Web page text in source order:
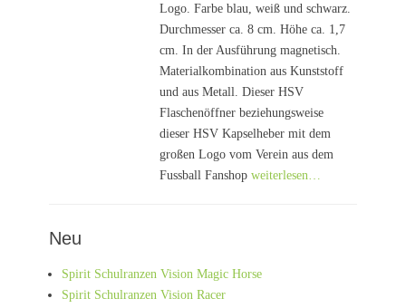
Logo. Farbe blau, weiß und schwarz.
Durchmesser ca. 8 cm. Höhe ca. 1,7
cm. In der Ausführung magnetisch.
Materialkombination aus Kunststoff
und aus Metall. Dieser HSV
Flaschenöffner beziehungsweise
dieser HSV Kapselheber mit dem
großen Logo vom Verein aus dem
Fussball Fanshopweiterlesen…
Neu
Spirit Schulranzen Vision Magic Horse
Spirit Schulranzen Vision Racer